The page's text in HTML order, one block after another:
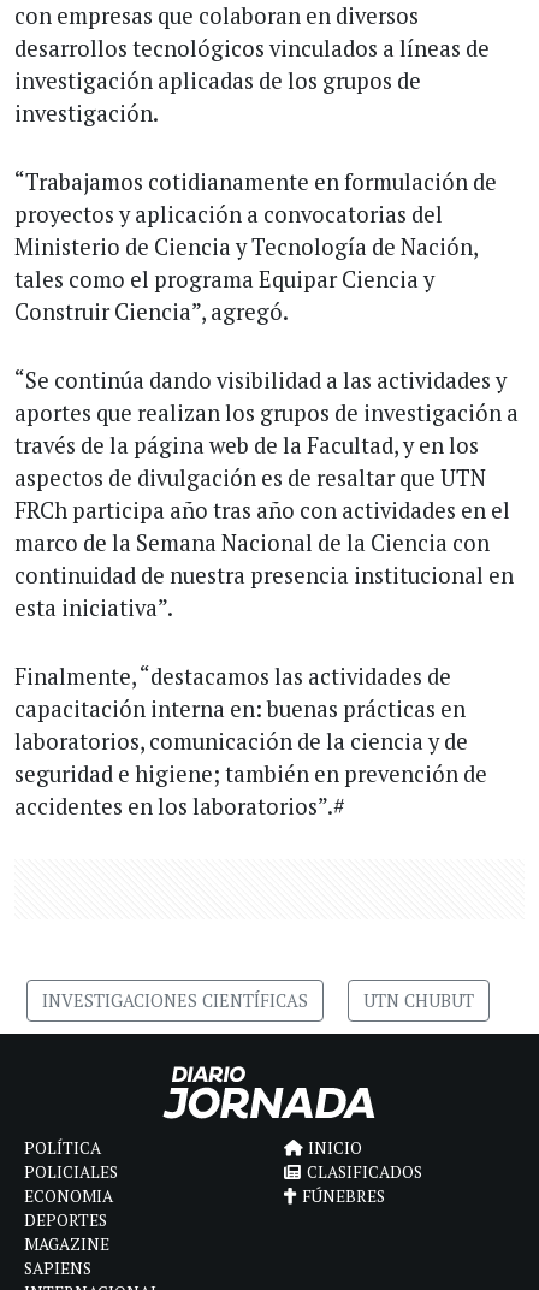
con empresas que colaboran en diversos
desarrollos tecnológicos vinculados a líneas de
investigación aplicadas de los grupos de
investigación.
“Trabajamos cotidianamente en formulación de
proyectos y aplicación a convocatorias del
Ministerio de Ciencia y Tecnología de Nación,
tales como el programa Equipar Ciencia y
Construir Ciencia”, agregó.
“Se continúa dando visibilidad a las actividades y
aportes que realizan los grupos de investigación a
través de la página web de la Facultad, y en los
aspectos de divulgación es de resaltar que UTN
FRCh participa año tras año con actividades en el
marco de la Semana Nacional de la Ciencia con
continuidad de nuestra presencia institucional en
esta iniciativa”.
Finalmente, “destacamos las actividades de
capacitación interna en: buenas prácticas en
laboratorios, comunicación de la ciencia y de
seguridad e higiene; también en prevención de
accidentes en los laboratorios”.#
INVESTIGACIONES CIENTÍFICAS UTN CHUBUT
POLÍTICA
POLICIALES
ECONOMIA
DEPORTES
MAGAZINE
SAPIENS
INICIO
CLASIFICADOS
FÚNEBRES